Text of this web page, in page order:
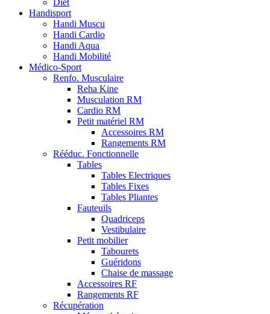
Handisport
Handi Muscu
Handi Cardio
Handi Aqua
Handi Mobilité
Médico-Sport
Renfo. Musculaire
Reha Kine
Musculation RM
Cardio RM
Petit matériel RM
Accessoires RM
Rangements RM
Rééduc. Fonctionnelle
Tables
Tables Electriques
Tables Fixes
Tables Pliantes
Fauteuils
Quadriceps
Vestibulaire
Petit mobilier
Tabourets
Guéridons
Chaise de massage
Accessoires RF
Rangements RF
Récupération